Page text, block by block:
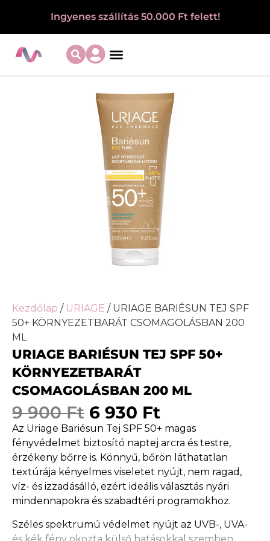
Ingyenes szállítás 50.000 Ft felett!
Kezdőlap / URIAGE / URIAGE BARIÉSUN TEJ SPF
50+ KÖRNYEZETBARÁT CSOMAGOLÁSBAN 200
ML
URIAGE BARIÉSUN TEJ SPF 50+
KÖRNYEZETBARÁT
CSOMAGOLÁSBAN 200 ML
9 900Ft 6 930 Ft
Az Uriage Bariésun Tej SPF 50+ magas
fényvédelmet biztosító naptej arcra és testre,
érzékeny bőrre is. Könnyű, bőrön láthatatlan
textúrája kényelmes viseletet nyújt, nem ragad,
víz- és izzadásálló, ezért ideális választás nyári
mindennapokra és szabadtéri programokhoz.
Széles spektrumú védelmet nyújt az UVB-, UVA-